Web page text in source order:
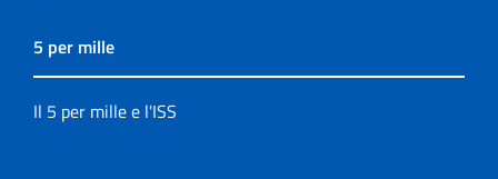
5 per mille
Il 5 per mille e l'ISS